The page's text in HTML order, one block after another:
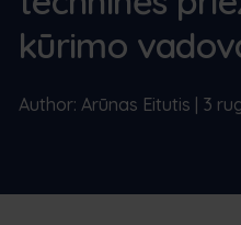
kūrimo
Author: Arūnas Eitutis | 3